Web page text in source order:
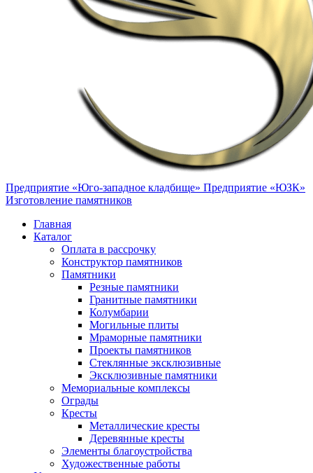
Предприятие «Юго-западное кладбище» Предприятие «ЮЗК»
Изготовление памятников
Главная
Каталог
Оплата в рассрочку
Конструктор памятников
Памятники
Резные памятники
Гранитные памятники
Колумбарии
Могильные плиты
Мраморные памятники
Проекты памятников
Стеклянные эксклюзивные
Эксклюзивные памятники
Мемориальные комплексы
Ограды
Кресты
Металлические кресты
Деревянные кресты
Элементы благоустройства
Художественные работы